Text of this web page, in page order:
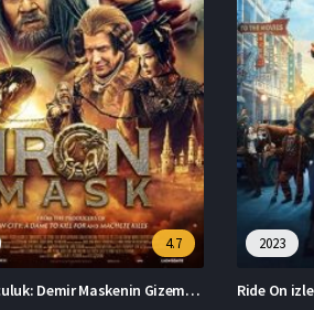
4.7
Çin’e Yolculuk: Demir Maskenin Gizemi izle
2023
Ride On izle